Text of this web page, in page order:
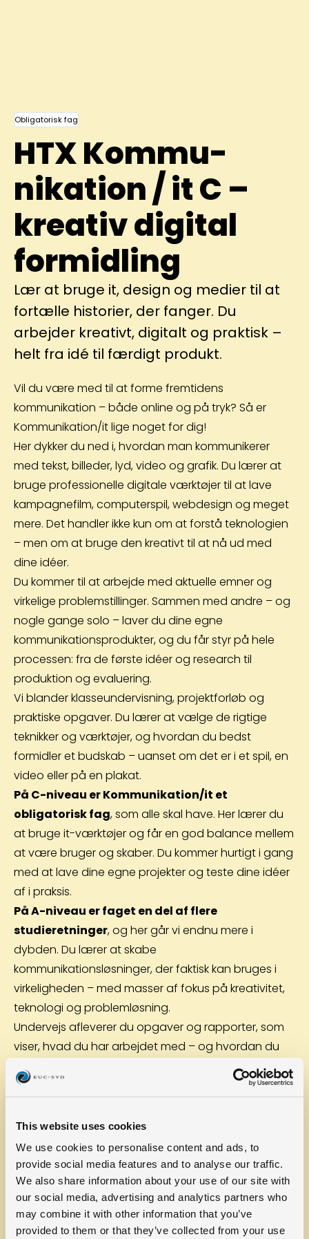
This website uses cookies
We use cookies to personalise content and ads, to
provide social media features and to analyse our traffic.
We also share information about your use of our site with
our social media, advertising and analytics partners who
may combine it with other information that you’ve
provided to them or that they’ve collected from your use
Obligatorisk fag
HTX Kommu­
nikation / it C –
kreativ digital
formidling
Lær at bruge it, design og medier til at
fortælle historier, der fanger. Du
arbejder kreativt, digitalt og praktisk –
helt fra idé til færdigt produkt.
Vil du være med til at forme fremtidens
kommunikation – både online og på tryk? Så er
Kommunikation/it lige noget for dig!
Her dykker du ned i, hvordan man kommunikerer
med tekst, billeder, lyd, video og grafik. Du lærer at
bruge professionelle digitale værktøjer til at lave
kampagnefilm, computerspil, webdesign og meget
mere. Det handler ikke kun om at forstå teknologien
– men om at bruge den kreativt til at nå ud med
dine idéer.
Du kommer til at arbejde med aktuelle emner og
virkelige problemstillinger. Sammen med andre – og
nogle gange solo – laver du dine egne
kommunikationsprodukter, og du får styr på hele
processen: fra de første idéer og research til
produktion og evaluering.
Vi blander klasseundervisning, projektforløb og
praktiske opgaver. Du lærer at vælge de rigtige
teknikker og værktøjer, og hvordan du bedst
formidler et budskab – uanset om det er i et spil, en
video eller på en plakat.
På C-niveau er Kommunikation/it et
obligatorisk fag, som alle skal have. Her lærer du
at bruge it-værktøjer og får en god balance mellem
at være bruger og skaber. Du kommer hurtigt i gang
med at lave dine egne projekter og teste dine idéer
af i praksis.
På A-niveau er faget en del af flere
studieretninger, og her går vi endnu mere i
dybden. Du lærer at skabe
kommunikationsløsninger, der faktisk kan bruges i
virkeligheden – med masser af fokus på kreativitet,
teknologi og problemløsning.
Undervejs afleverer du opgaver og rapporter, som
viser, hvad du har arbejdet med – og hvordan du
bruger dine kommunikationsevner i praksis.
Faget spiller godt sammen med både teknologiske,
dig stærke værktøjer til at formidle idéer og viden –
på mange forskellige måder.
Her er
studieretningerne, hvor
du kan vælge